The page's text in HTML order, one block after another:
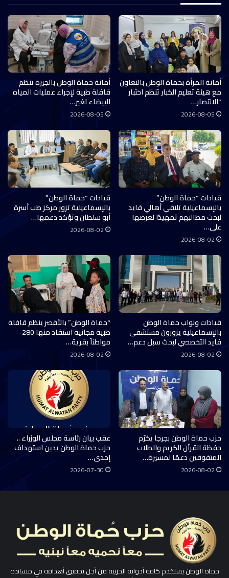
أمانة المرأة بحماة الوطن بالتعاون
مع هيئة تعليم الكبار تنظم اختبار
“الانتصار…
2026-08-05
أمانة حماة الوطن بالجيزة تنظم
قافلة طبية لإجراء عمليات المياه
البيضاء لغير…
2026-08-05
قيادات “حماة الوطن”
بالإسماعيلية تلتقي أهالي فايد
لبحث مطالبهم تمهيدًا لعرضها
على…
2026-08-02
قيادات “حماة الوطن”
بالإسماعيلية تزور مركز طب أسرة
أبو سلطان وتؤكد دعمها…
2026-08-02
قيادات ونواب حماة الوطن
بالإسماعيلية يزورون مستشفى
فايد التخصصي لبحث سبل دعم…
2026-08-02
“حماة الوطن” بالأقصر ينظم قافلة
طبية مجانية استفاد منها 280
مواطناً بقرية…
2026-08-02
حزب حماة الوطن بجرجا يكرّم
حفظة القرآن الكريم والطلاب
المتفوقين دعمًا لمسيرة…
2026-08-02
عقب بيان رئاسة مجلس الوزراء ..
حزب حماة الوطن يدين استهداف
إحدى…
2026-07-30
حماة الوطن يستخدم كافة أدواته الحزبية من أجل تحقيق أهدافه في مساندة